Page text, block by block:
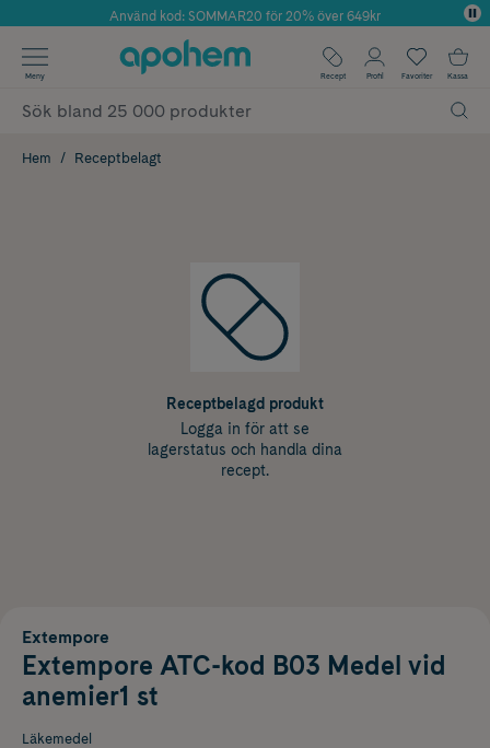
Årets Butik 2025 inom Skönhet
Använd kod: SOMMAR20 för 20% över 649kr
✓ Fri frakt
✓ Poäng på alla köp*
Meny Recept Profil Favoriter Kassa
Hem Receptbelagt
Receptbelagd produkt
Logga in för att se
lagerstatus och handla dina
recept.
Extempore
Extempore ATC-kod B03 Medel vid
anemier1 st
Läkemedel